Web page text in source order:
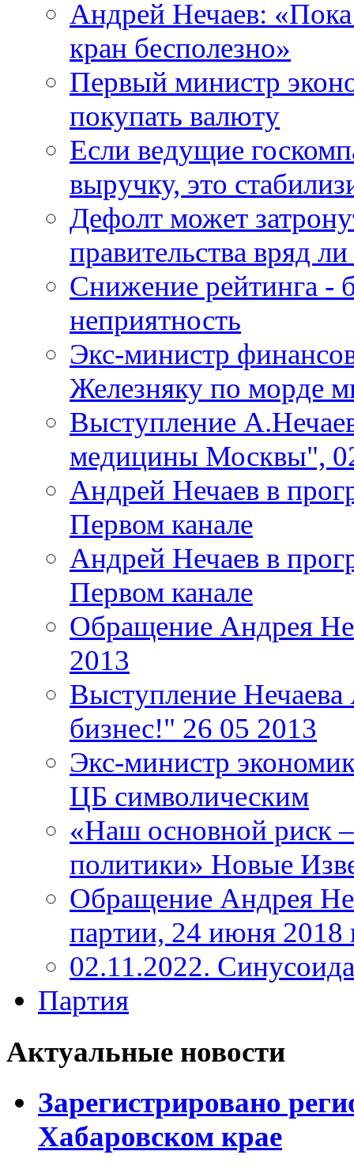
Андрей Нечаев:
кран бесполезно»
Первый министр
покупать валюту
Если ведущие
выручку, это
Дефолт может
правительства вряд
Снижение рейтинга -
неприятность
Экс-министр
Железняку по морде
Выступление
медицины Москвы",
Андрей Нечаев в
Первом канале
Андрей Нечаев в
Первом канале
Обращение Андрея
2013
Выступление
бизнес!" 26 05 2013
Экс-министр
ЦБ символическим
«Наш основной риск –
политики» Новые
Обращение Андрея
партии, 24 июня 2018
02.11.2022.
Партия
Актуальные новости
Зарегистрировано
Хабаровском крае